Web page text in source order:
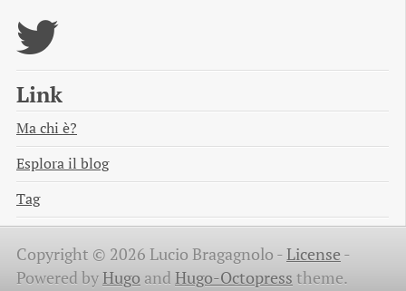
Link
Ma chi è?
Esplora il blog
Tag
Copyright © 2026 Lucio Bragagnolo -License -
Powered byHugo and Hugo-Octopress theme.